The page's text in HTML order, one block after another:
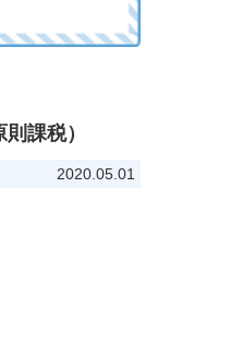
課税）
2020.05.01